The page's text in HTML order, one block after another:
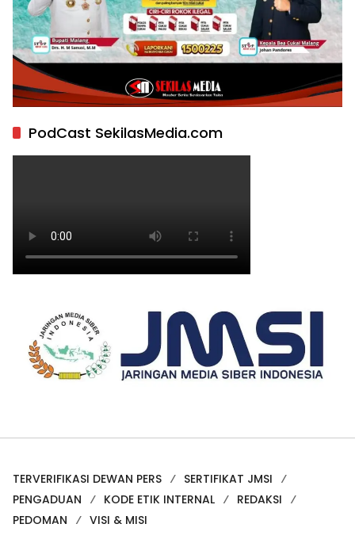
PodCast SekilasMedia.com
TERVERIFIKASI DEWAN PERS
SERTIFIKAT JMSI
PENGADUAN
KODE ETIK INTERNAL
REDAKSI
PEDOMAN
VISI & MISI